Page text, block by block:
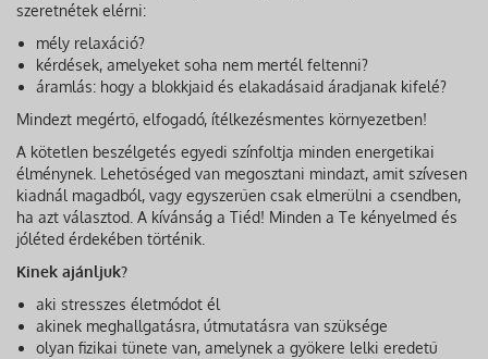
szeretnétek elérni:
mély relaxáció?
kérdések, amelyeket soha nem mertél feltenni?
áramlás: hogy a blokkjaid és elakadásaid áradjanak kifelé?
Mindezt megértő, elfogadó, ítélkezésmentes környezetben!
A kötetlen beszélgetés egyedi színfoltja minden energetikai
élménynek. Lehetőséged van megosztani mindazt, amit szívesen
kiadnál magadból, vagy egyszerűen csak elmerülni a csendben,
ha azt választod. A kívánság a Tiéd! Minden a Te kényelmed és
jóléted érdekében történik.
Kinek ajánljuk?
aki stresszes életmódot él
akinek meghallgatásra, útmutatásra van szüksége
olyan fizikai tünete van, amelynek a gyökere lelki eredetű